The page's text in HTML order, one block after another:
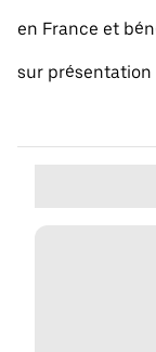
en France et
sur